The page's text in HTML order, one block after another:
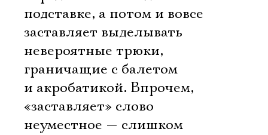
подставке, а потом и вовсе
заставляет выделывать
невероятные трюки,
граничащие с балетом
и акробатикой. Впрочем,
«заставляет» слово
неуместное — слишком